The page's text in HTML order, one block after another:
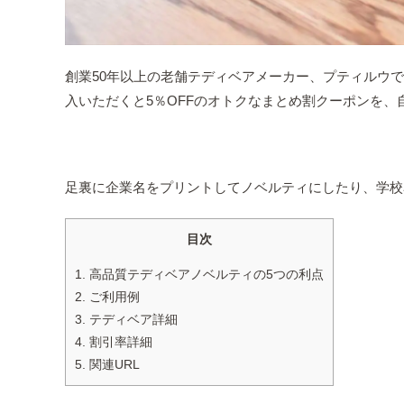
創業50年以上の老舗テディベアメーカー、プティルウ
入いただくと5％OFFのオトクなまとめ割クーポンを
足裏に企業名をプリントしてノベルティにしたり、学
目次
1.
高品質テディベアノベルティの5つの利点
2.
ご利用例
3.
テディベア詳細
4. 割引率詳細
5. 関連URL